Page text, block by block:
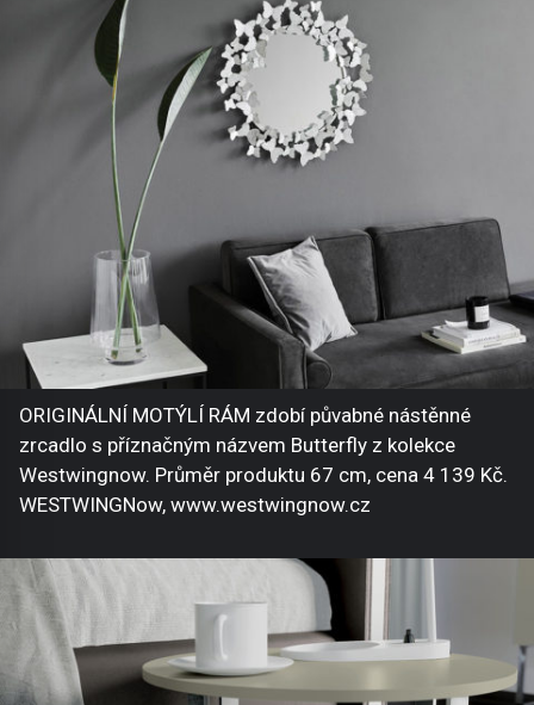
ORIGINÁLNÍ MOTÝLÍ RÁM zdobí půvabné nástěnné
zrcadlo s příznačným názvem Butterfly z kolekce
Westwingnow. Průměr produktu 67 cm, cena 4 139 Kč.
WESTWINGNow, www.westwingnow.cz